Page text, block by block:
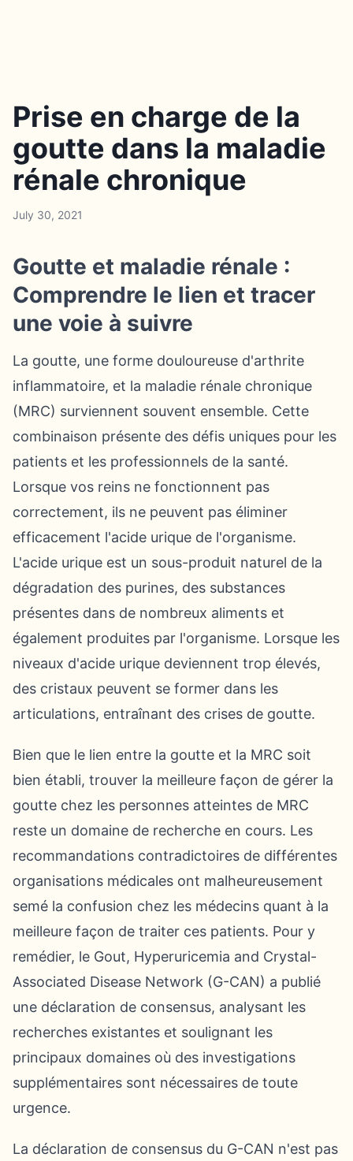
Prise en charge de la
goutte dans la maladie
rénale chronique
July 30, 2021
Goutte et maladie rénale :
Comprendre le lien et tracer
une voie à suivre
La goutte, une forme douloureuse d'arthrite
inflammatoire, et la maladie rénale chronique
(MRC) surviennent souvent ensemble. Cette
combinaison présente des défis uniques pour les
patients et les professionnels de la santé.
Lorsque vos reins ne fonctionnent pas
correctement, ils ne peuvent pas éliminer
efficacement l'acide urique de l'organisme.
L'acide urique est un sous-produit naturel de la
dégradation des purines, des substances
présentes dans de nombreux aliments et
également produites par l'organisme. Lorsque les
niveaux d'acide urique deviennent trop élevés,
des cristaux peuvent se former dans les
articulations, entraînant des crises de goutte.
Bien que le lien entre la goutte et la MRC soit
bien établi, trouver la meilleure façon de gérer la
goutte chez les personnes atteintes de MRC
reste un domaine de recherche en cours. Les
recommandations contradictoires de différentes
organisations médicales ont malheureusement
semé la confusion chez les médecins quant à la
meilleure façon de traiter ces patients. Pour y
remédier, le Gout, Hyperuricemia and Crystal-
Associated Disease Network (G-CAN) a publié
une déclaration de consensus, analysant les
recherches existantes et soulignant les
principaux domaines où des investigations
supplémentaires sont nécessaires de toute
urgence.
La déclaration de consensus du G-CAN n'est pas